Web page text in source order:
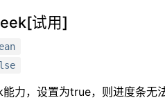
试用]
力，设置为true，则进度条无